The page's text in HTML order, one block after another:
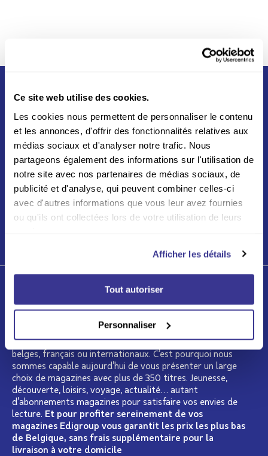
Ce site web utilise des cookies.
Les cookies nous permettent de personnaliser le contenu
et les annonces, d'offrir des fonctionnalités relatives aux
médias sociaux et d'analyser notre trafic. Nous
partageons également des informations sur l'utilisation de
notre site avec nos partenaires de médias sociaux, de
publicité et d'analyse, qui peuvent combiner celles-ci
avec d'autres informations que vous leur avez fournies
ou qu'ils ont collectées lors de votre utilisation de leurs
Afficher les détails
Tout autoriser
Personnaliser
Né du partenariat entre La Poste et Swiss Post en
2012, Asendia s'appuie sur un réseau mondial vers
plus de 200 destinations aux quatres coins du
monde
Qui sommes-nous ?
spécialiste de la presse en Belgique. Nous regroupons
dans notre catalogue les plus grands éditeurs de presse
belges, français ou internationaux. C’est pourquoi nous
sommes capable aujourd’hui de vous présenter un large
choix de magazines avec plus de 350 titres. Jeunesse,
découverte, loisirs, voyage, actualité… autant
d’abonnements magazines pour satisfaire vos envies de
lecture. Et pour profiter sereinement de vos
magazines Edigroup vous garantit les prix les plus bas
de Belgique, sans frais supplémentaire pour la
livraison à votre domicile